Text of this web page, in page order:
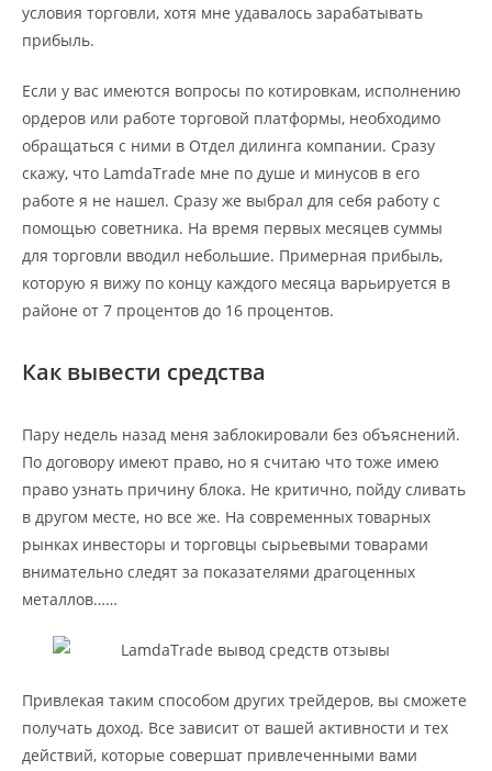
условия торговли, хотя мне удавалось зарабатывать
прибыль.
Если у вас имеются вопросы по котировкам, исполнению
ордеров или работе торговой платформы, необходимо
обращаться с ними в Отдел дилинга компании. Сразу
скажу, что LamdaTrade мне по душе и минусов в его
работе я не нашел. Сразу же выбрал для себя работу с
помощью советника. На время первых месяцев суммы
для торговли вводил небольшие. Примерная прибыль,
которую я вижу по концу каждого месяца варьируется в
районе от 7 процентов до 16 процентов.
Как вывести средства
Пару недель назад меня заблокировали без объяснений.
По договору имеют право, но я считаю что тоже имею
право узнать причину блока. Не критично, пойду сливать
в другом месте, но все же. На современных товарных
рынках инвесторы и торговцы сырьевыми товарами
внимательно следят за показателями драгоценных
металлов……
Привлекая таким способом других трейдеров, вы сможете
получать доход. Все зависит от вашей активности и тех
действий, которые совершат привлеченными вами